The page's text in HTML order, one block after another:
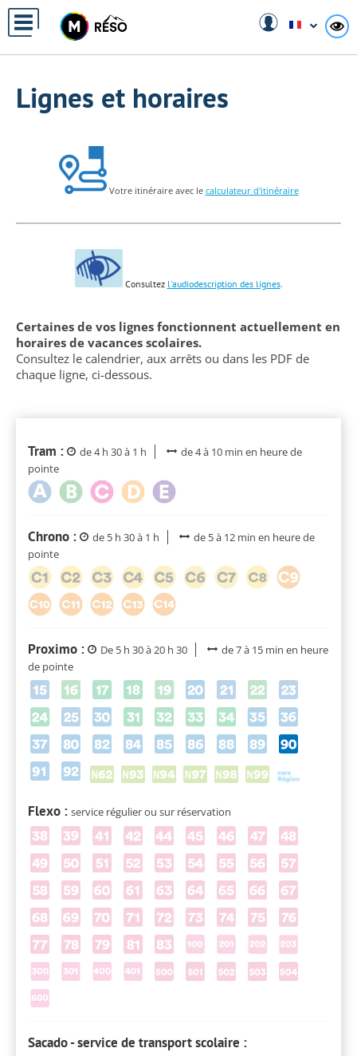
Lignes et horaires
Votre itinéraire avec le calculateur d'itinéraire
Consultez l'audiodescription des lignes.
Certaines de vos lignes fonctionnent actuellement en
horaires de vacances scolaires.
Consultez le calendrier, aux arrêts ou dans les PDF de
chaque ligne, ci-dessous.
Tram : de 4 h 30 à 1 h
de 4 à 10 min en heure de
pointe
Chrono : de 5 h 30 à 1 h
de 5 à 12 min en heure de
pointe
Proximo : De 5 h 30 à 20 h 30
de 7 à 15 min en heure
de pointe
Flexo : service régulier ou sur réservation
Sacado - service de transport scolaire :
Panneau de gestion des cookies